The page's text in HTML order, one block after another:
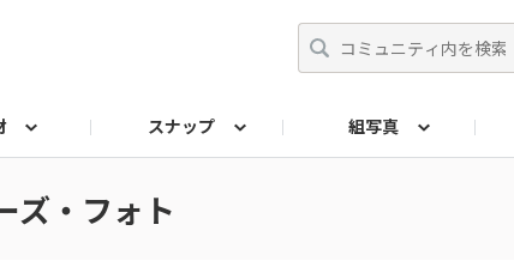
スナップ 組写真
ズ・フォト